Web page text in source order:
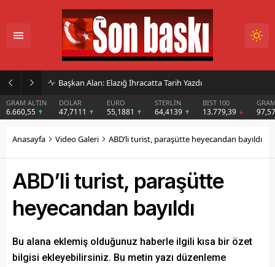
İmar Kararı Mahkemeye Taşındı
DOLAR
47,7111
EURO
55,1881
STERLİN
64,4139
BIST 100
13.779,39
GRAM GÜMÜŞ
97,57
Anasayfa Video Galeri ABD’li turist, paraşütte heyecandan bayıldı
ABD’li turist, paraşütte
heyecandan bayıldı
Bu alana eklemiş olduğunuz haberle ilgili kısa bir özet
bilgisi ekleyebilirsiniz. Bu metin yazı düzenleme